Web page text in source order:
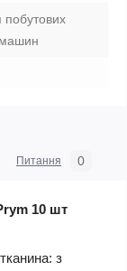
побутових
Питання 0
10 шт
з